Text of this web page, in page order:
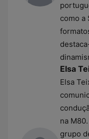
como a
Elsa
Elsa
na
grupo